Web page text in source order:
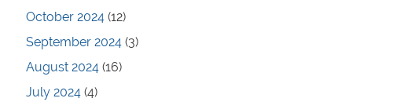
October 2024 (12)
September 2024 (3)
August 2024 (16)
July 2024 (4)